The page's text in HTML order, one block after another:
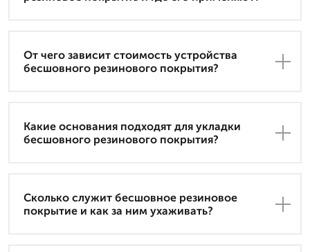
От чего зависит стоимость устройства
бесшовного резинового покрытия?
Какие основания подходят для укладки
бесшовного резинового покрытия?
Сколько служит бесшовное резиновое
покрытие и как за ним ухаживать?